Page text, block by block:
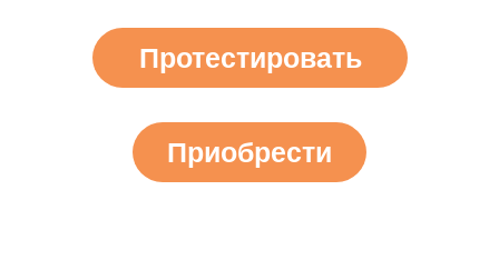
Приобрести
Протестировать